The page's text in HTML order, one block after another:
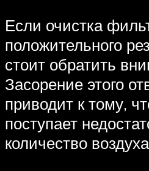
Если очистка
положительного
стоит обратить
Засорение этого
приводит к тому,
поступает
количество воздуха